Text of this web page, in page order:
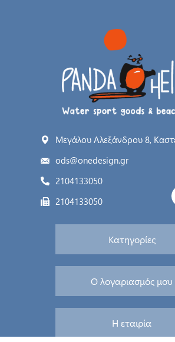
Μεγάλου Αλεξάνδρου 8,
ods@onedesign.gr
2104133050
2104133050
Κατηγορίες
Ο λογαριασμός μου
Η εταιρία